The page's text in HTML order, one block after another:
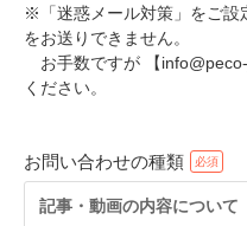
※「迷惑メール対策」をご設
をお送りできません。
お手数ですが 【
ください。
お問い合わせの種類
記事・動画の内容について